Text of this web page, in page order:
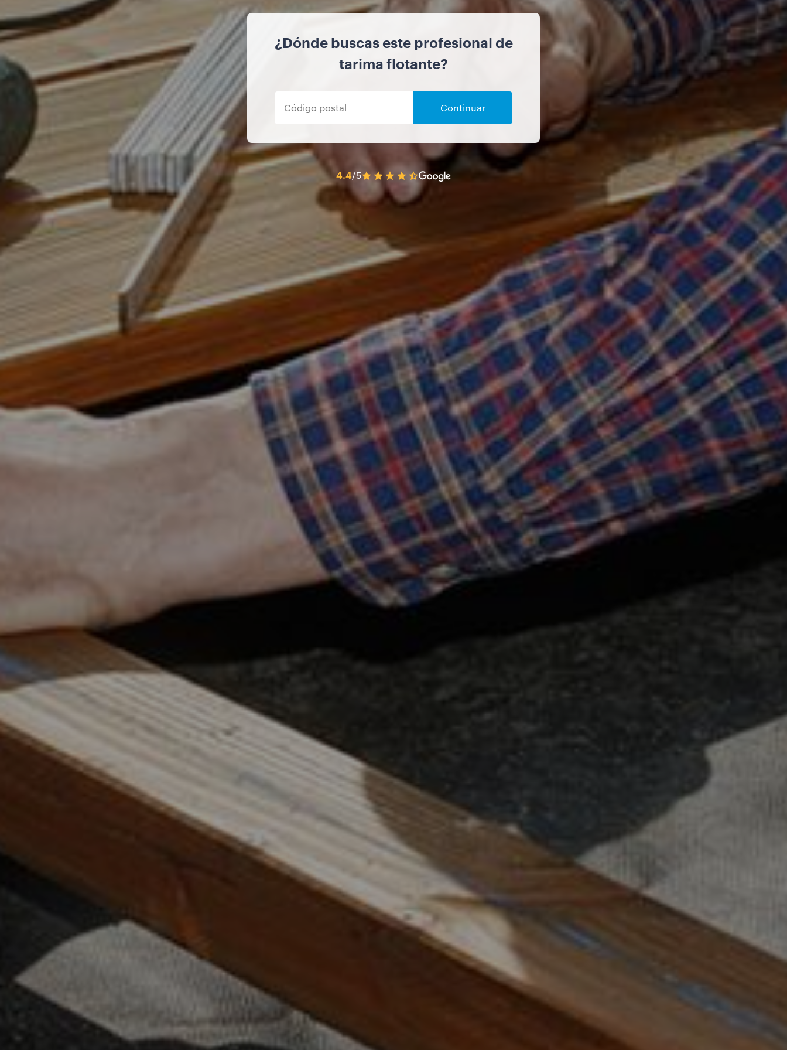
¿Dónde buscas este profesional de
tarima flotante?
Continuar
4.4/5